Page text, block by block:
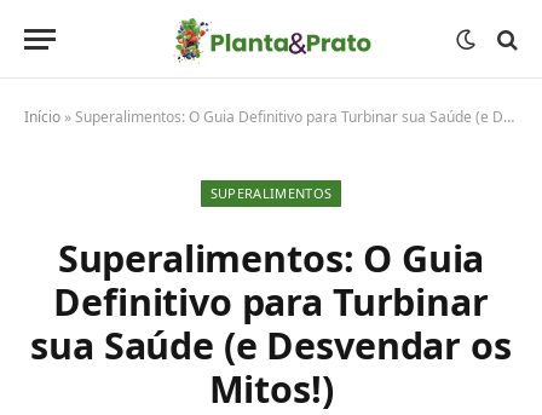
Início »Superalimentos: O Guia Definitivo para Turbinar sua Saúde (e Desvendar os Mitos!)
SUPERALIMENTOS
Superalimentos: O Guia
Definitivo para Turbinar
sua Saúde (e Desvendar os
Mitos!)